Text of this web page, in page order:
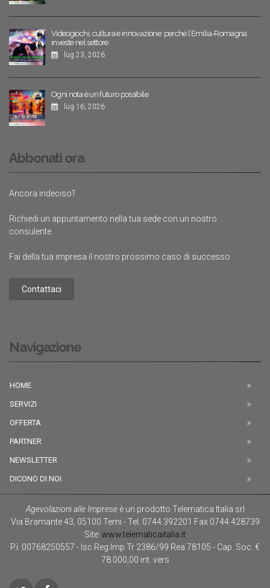
Videogiochi, cultura e innovazione: perché l’Emilia-Romagna
investe nel settore
lug 23, 2026
Ogni nota è un futuro possibile
lug 16, 2026
Abbonati ora
Ancora indeciso?
Richiedi un appuntamento nella tua sede con un nostro
consulente.
Fai della tua impresa il nostro prossimo caso di successo
Contattaci
Navigazione
HOME
SERVIZI
OFFERTA
PARTNER
NEWSLETTER
DICONO DI NOI
Agevolazioni alle Impreseè un prodotto Telematica Italia srl
Via Bramante 43 05100 Terni -Tel. 0744.392201 Fax 0744.428739
Site: www.telematicaitalia.it
P.i. 00768250557 - Isc.Reg.Imp.Tr 2386/99 Rea 78105 - Cap. Soc. €
78.000,00 int. vers